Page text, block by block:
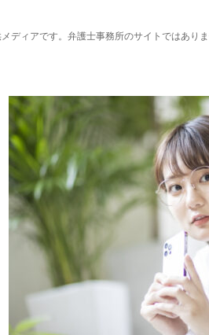
ディアです。弁護士事務所のサイトではあり